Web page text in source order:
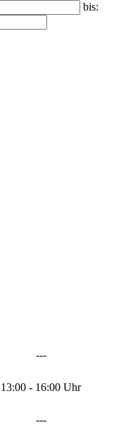
bis:
---
13:00 - 16:00 Uhr
---